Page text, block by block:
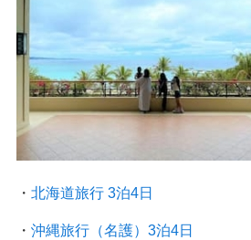
・ 北海道旅行 3泊4日
・ 沖縄旅行（名護）3泊4日